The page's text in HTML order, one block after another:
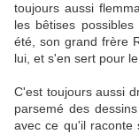
toujours aussi
les bêtises
été, son grand frère
lui, et s'en sert pour le
C'est toujours aussi
parsemé des
avec ce qu'il raconte